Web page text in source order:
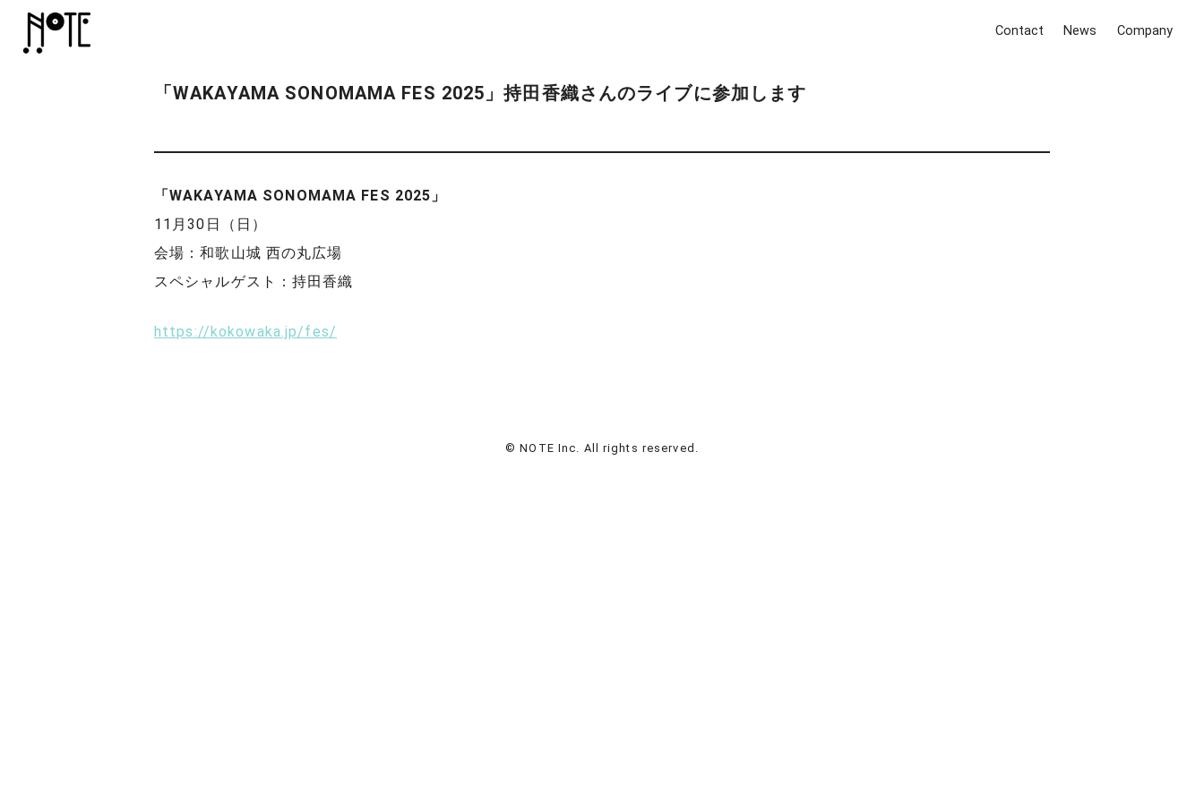
Contact News Company
「WAKAYAMA SONOMAMA FES 2025」持田香織さんのライブに参加します
「WAKAYAMA SONOMAMA FES 2025」
11月30日（日）
会場：和歌山城 西の丸広場
スペシャルゲスト：持田香織
https://kokowaka.jp/fes/
© NOTE Inc. All rights reserved.